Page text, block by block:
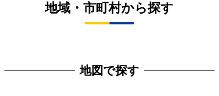
地域・市町村から探す
地図で探す